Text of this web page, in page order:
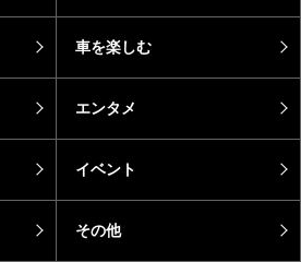
車を楽しむ
エンタメ
イベント
その他